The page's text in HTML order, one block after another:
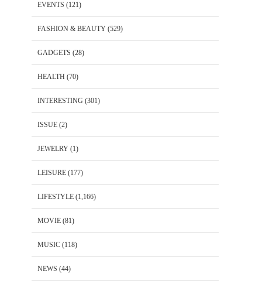
EVENTS (121)
FASHION & BEAUTY (529)
GADGETS (28)
HEALTH (70)
INTERESTING (301)
ISSUE (2)
JEWELRY (1)
LEISURE (177)
LIFESTYLE (1,166)
MOVIE (81)
MUSIC (118)
NEWS (44)